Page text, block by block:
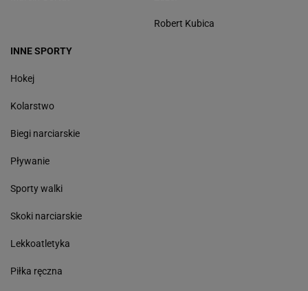
Robert Kubica
INNE SPORTY
Hokej
Kolarstwo
Biegi narciarskie
Pływanie
Sporty walki
Skoki narciarskie
Lekkoatletyka
Piłka ręczna